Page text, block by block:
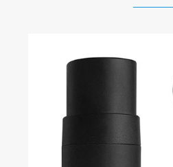
Καλώδιο φόρτισης
επιλογή φόρτισης
γρήγορης φόρτισης
Δείτε περισσότερα